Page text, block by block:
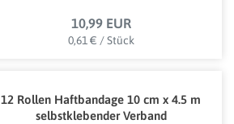
10,99 EUR
0,61 € / Stück
12 Rollen Haftbandage 10 cm x 4.5 m
selbstklebender Verband